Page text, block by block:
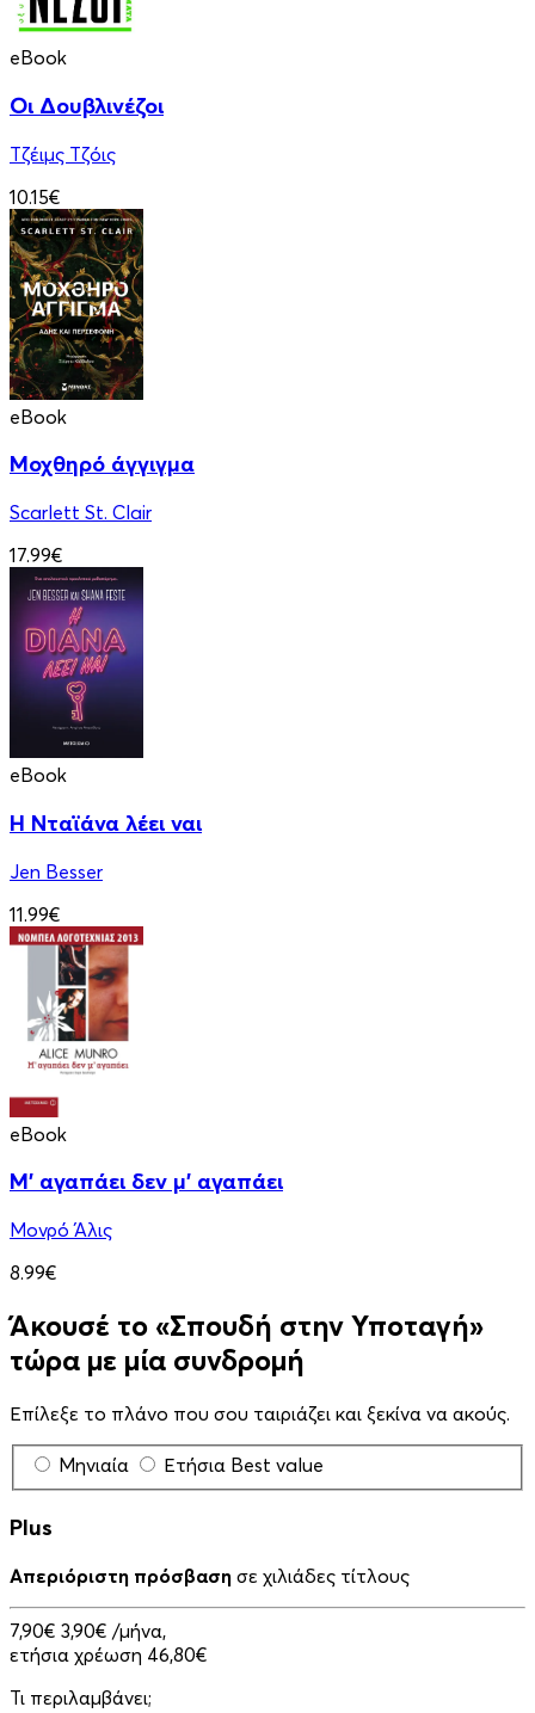
eBook
Οι Δουβλινέζοι
Τζέιμς Τζόις
10.15€
eBook
Μοχθηρό άγγιγμα
Scarlett St. Clair
17.99€
eBook
Η Νταϊάνα λέει ναι
Jen Besser
11.99€
eBook
Μ' αγαπάει δεν μ' αγαπάει
Μονρό Άλις
8.99€
Άκουσέ το «Σπουδή στην Υποταγή»
τώρα με μία συνδρομή
Επίλεξε το πλάνο που σου ταιριάζει και ξεκίνα να ακούς.
Μηνιαία Ετήσια Best value
Plus
Απεριόριστη πρόσβαση σε χιλιάδες τίτλους
7,90€ 3,90€ /μήνα,
ετήσια χρέωση 46,80€
Τι περιλαμβάνει;